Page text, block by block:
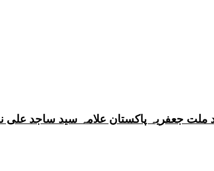
ملت جعفریہ پاکستان علامہ سید ساجد علی